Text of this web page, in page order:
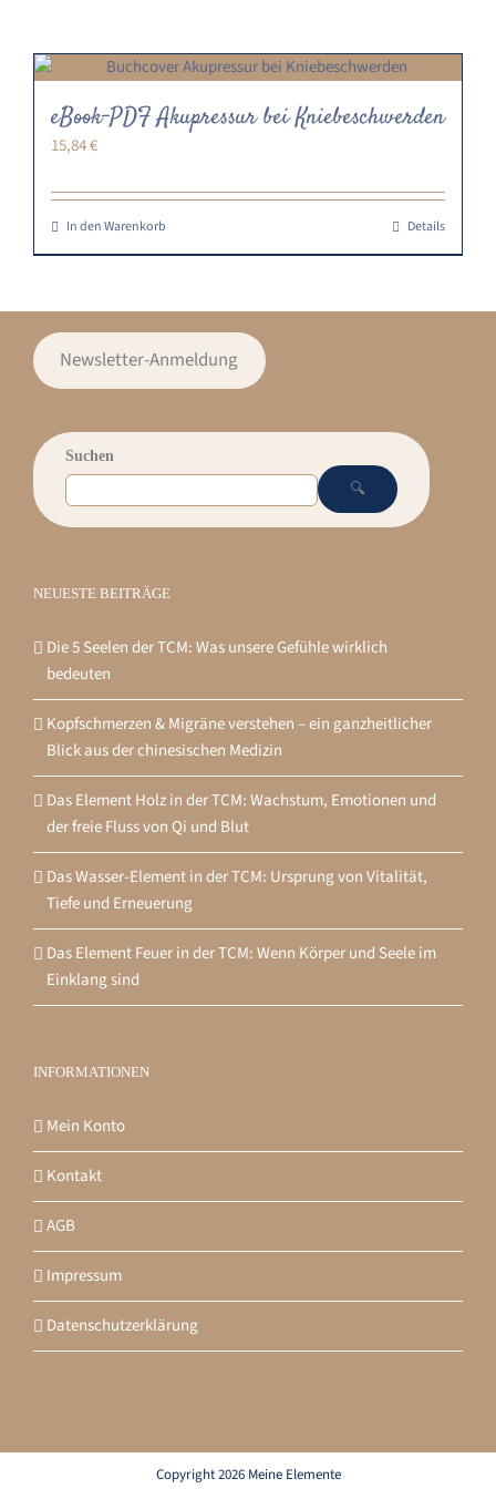
eBook-PDF Akupressur bei Kniebeschwerden
15,84€
In den Warenkorb Details
Newsletter-Anmeldung
Suchen
🔍
NEUESTE BEITRÄGE
Die 5 Seelen der TCM: Was unsere Gefühle wirklich
bedeuten
Kopfschmerzen & Migräne verstehen – ein ganzheitlicher
Blick aus der chinesischen Medizin
Das Element Holz in der TCM: Wachstum, Emotionen und
der freie Fluss von Qi und Blut
Das Wasser-Element in der TCM: Ursprung von Vitalität,
Tiefe und Erneuerung
Das Element Feuer in der TCM: Wenn Körper und Seele im
Einklang sind
INFORMATIONEN
Mein Konto
Kontakt
AGB
Impressum
Datenschutzerklärung
Copyright 2026 Meine Elemente